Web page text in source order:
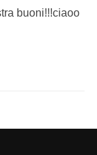
buoni!!!ciaoo